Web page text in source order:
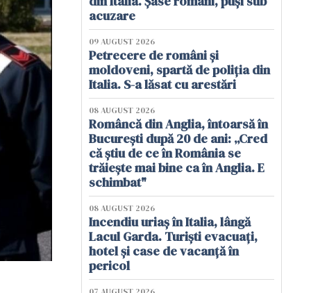
acuzare
09 AUGUST 2026
Petrecere de români și
moldoveni, spartă de poliția din
Italia. S-a lăsat cu arestări
08 AUGUST 2026
Româncă din Anglia, întoarsă în
București după 20 de ani: „Cred
că știu de ce în România se
trăiește mai bine ca în Anglia. E
schimbat"
08 AUGUST 2026
Incendiu uriaș în Italia, lângă
Lacul Garda. Turiști evacuați,
hotel și case de vacanță în
pericol